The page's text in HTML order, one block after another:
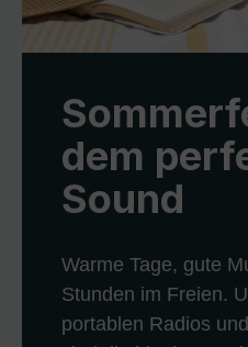
dem
Sound
Warme Tage, gute
Stunden im Freien.
portablen Radios